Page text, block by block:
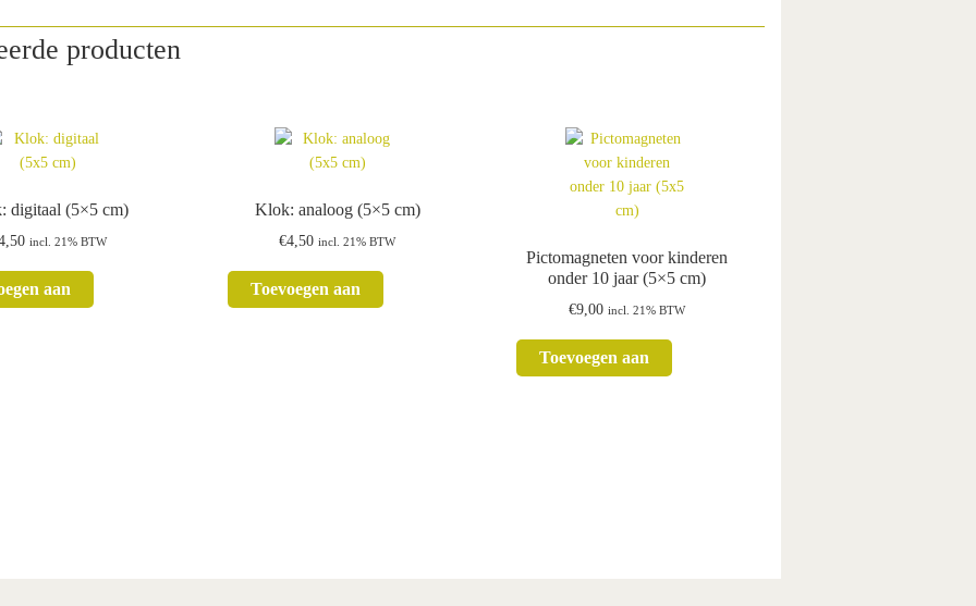
producten
digitaal (5×5 cm)
incl. 21% BTW
aan
Klok: analoog (5×5 cm)
€4,50 incl. 21% BTW
Toevoegen aan
Pictomagneten voor kinderen
onder 10 jaar (5×5 cm)
€9,00 incl. 21% BTW
Toevoegen aan